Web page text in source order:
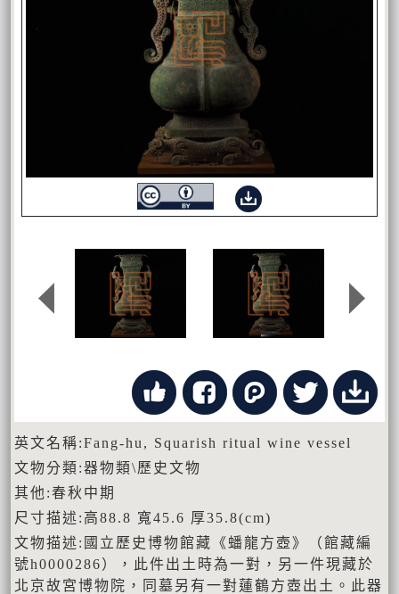
英文名稱:Fang-hu, Squarish ritual wine vessel
文物分類:器物類\歷史文物
其他:春秋中期
尺寸描述:高88.8 寬45.6 厚35.8(cm)
文物描述:國立歷史博物館藏《蟠龍方壺》（館藏編
號h0000286），此件出土時為一對，另一件現藏於
北京故宮博物院，同墓另有一對蓮鶴方壺出土。此器